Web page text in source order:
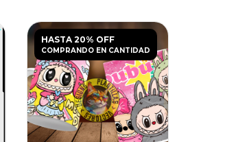
HASTA 20% OFF
COMPRANDO EN CANTIDAD